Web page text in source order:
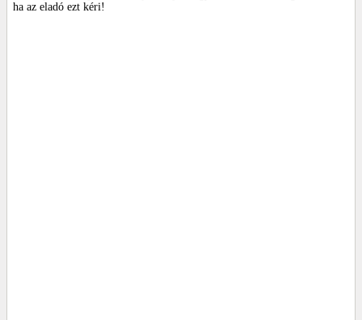
ha az eladó ezt kéri!